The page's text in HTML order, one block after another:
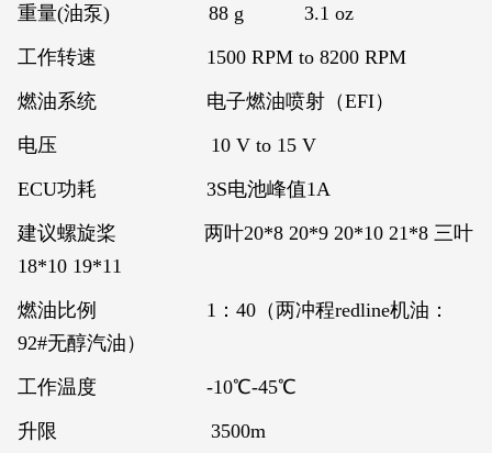
重量(油泵) 88 g 3.1 oz
工作转速 1500 RPM to 8200 RPM
燃油系统 电子燃油喷射（EFI）
电压 10 V to 15 V
ECU功耗 3S电池峰值1A
建议螺旋桨 两叶20*8 20*9 20*10 21*8 三叶
18*10 19*11
燃油比例 1：40（两冲程redline机油：
92#无醇汽油）
工作温度 -10℃-45℃
升限 3500m